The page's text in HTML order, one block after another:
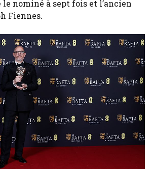
nominé à sept fois et l’ancien
Fiennes.